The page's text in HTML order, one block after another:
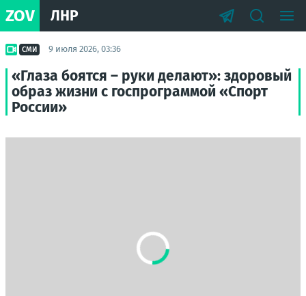
ZOV ЛНР
СМИ 9 июля 2026, 03:36
«Глаза боятся – руки делают»: здоровый
образ жизни с госпрограммой «Спорт
России»